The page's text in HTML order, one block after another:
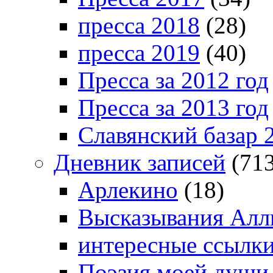
пресса 2018 (28)
пресса 2019 (40)
Пресса за 2012 год
Пресса за 2013 год
Славянский базар
Дневник записей
Арлекино (18)
Высказывания
интересные